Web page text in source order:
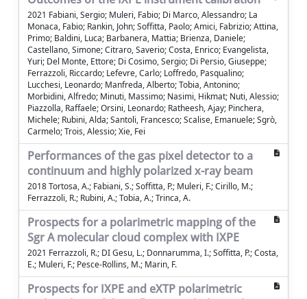
2021 Fabiani, Sergio; Muleri, Fabio; Di Marco, Alessandro; La
Monaca, Fabio; Rankin, John; Soffitta, Paolo; Amici, Fabrizio; Attina,
Primo; Baldini, Luca; Barbanera, Mattia; Brienza, Daniele;
Castellano, Simone; Citraro, Saverio; Costa, Enrico; Evangelista,
Yuri; Del Monte, Ettore; Di Cosimo, Sergio; Di Persio, Giuseppe;
Ferrazzoli, Riccardo; Lefevre, Carlo; Loffredo, Pasqualino;
Lucchesi, Leonardo; Manfreda, Alberto; Tobia, Antonino;
Morbidini, Alfredo; Minuti, Massimo; Nasimi, Hikmat; Nuti, Alessio;
Piazzolla, Raffaele; Orsini, Leonardo; Ratheesh, Ajay; Pinchera,
Michele; Rubini, Alda; Santoli, Francesco; Scalise, Emanuele; Sgrò,
Carmelo; Trois, Alessio; Xie, Fei
Performances of the gas pixel detector to a
continuum and highly polarized x-ray beam
2018 Tortosa, A.; Fabiani, S.; Soffitta, P.; Muleri, F.; Cirillo, M.;
Ferrazzoli, R.; Rubini, A.; Tobia, A.; Trinca, A.
Prospects for a polarimetric mapping of the
Sgr A molecular cloud complex with IXPE
2021 Ferrazzoli, R.; DI Gesu, L.; Donnarumma, I.; Soffitta, P.; Costa,
E.; Muleri, F.; Pesce-Rollins, M.; Marin, F.
Prospects for IXPE and eXTP polarimetric